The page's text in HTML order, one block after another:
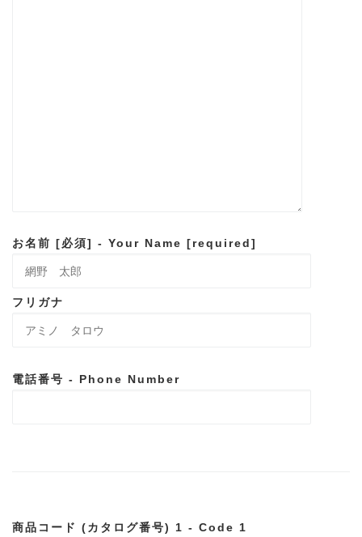
お名前 [必須] - Your Name [required]
フリガナ
電話番号 - Phone Number
商品コード (カタログ番号) 1 - Code 1